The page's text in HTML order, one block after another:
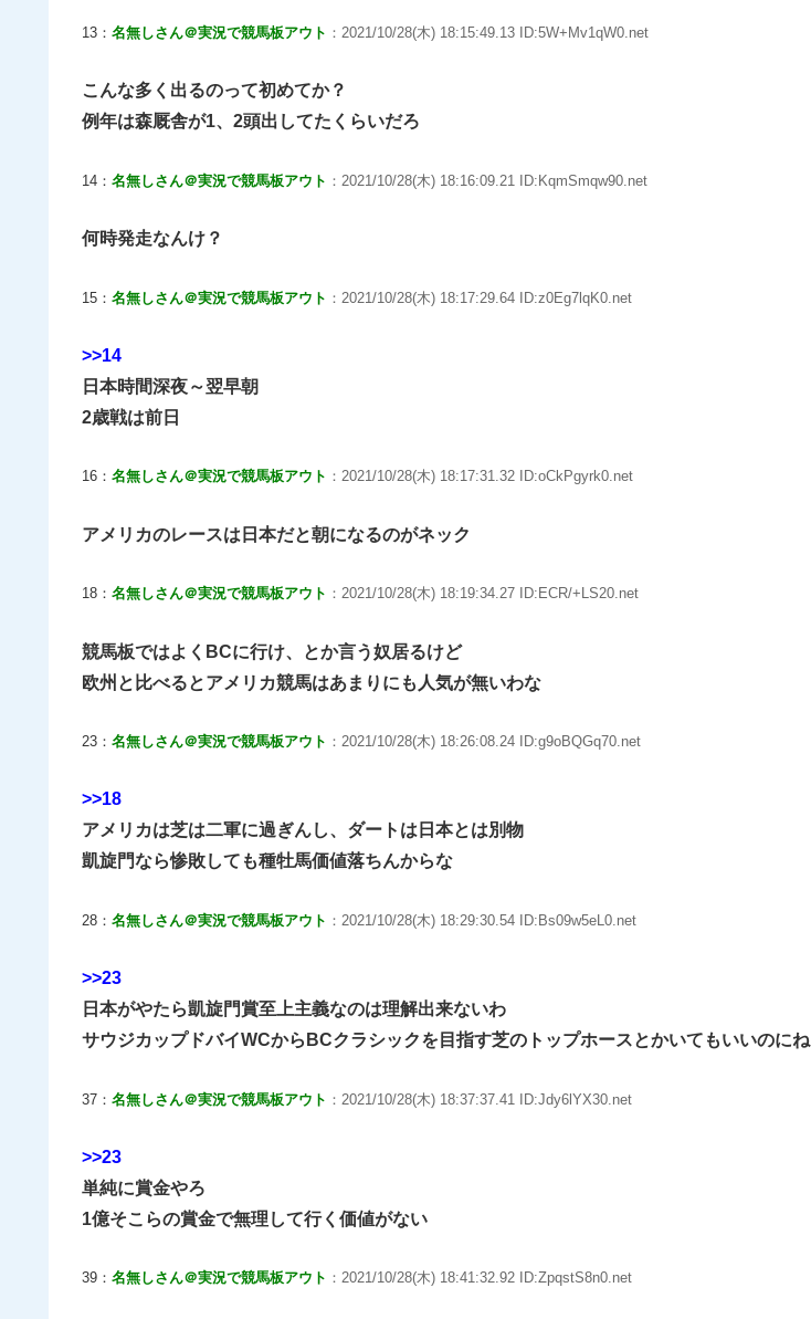
13： 名無しさん＠実況で競馬板アウト ：2021/10/28(木) 18:15:49.13 ID:5W+Mv1qW0.net
こんな多く出るのって初めてか？
例年は森厩舎が1、2頭出してたくらいだろ
14： 名無しさん＠実況で競馬板アウト ：2021/10/28(木) 18:16:09.21 ID:KqmSmqw90.net
何時発走なんけ？
15： 名無しさん＠実況で競馬板アウト ：2021/10/28(木) 18:17:29.64 ID:z0Eg7lqK0.net
>>14
日本時間深夜～翌早朝
2歳戦は前日
16： 名無しさん＠実況で競馬板アウト ：2021/10/28(木) 18:17:31.32 ID:oCkPgyrk0.net
アメリカのレースは日本だと朝になるのがネック
18： 名無しさん＠実況で競馬板アウト ：2021/10/28(木) 18:19:34.27 ID:ECR/+LS20.net
競馬板ではよくBCに行け、とか言う奴居るけど
欧州と比べるとアメリカ競馬はあまりにも人気が無いわな
23： 名無しさん＠実況で競馬板アウト ：2021/10/28(木) 18:26:08.24 ID:g9oBQGq70.net
>>18
アメリカは芝は二軍に過ぎんし、ダートは日本とは別物
凱旋門なら惨敗しても種牡馬価値落ちんからな
28： 名無しさん＠実況で競馬板アウト ：2021/10/28(木) 18:29:30.54 ID:Bs09w5eL0.net
>>23
日本がやたら凱旋門賞至上主義なのは理解出来ないわ
サウジカップドバイWCからBCクラシックを目指す芝のトップホースとかいてもいいのにね
37： 名無しさん＠実況で競馬板アウト ：2021/10/28(木) 18:37:37.41 ID:Jdy6lYX30.net
>>23
単純に賞金やろ
1億そこらの賞金で無理して行く価値がない
39： 名無しさん＠実況で競馬板アウト ：2021/10/28(木) 18:41:32.92 ID:ZpqstS8n0.net